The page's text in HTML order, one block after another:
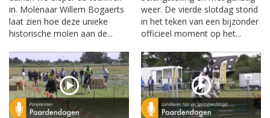
in. Molenaar Willem Bogaerts
laat zien hoe deze unieke
historische molen aan de...
weer. De vierde slotdag stond
in het teken van een bijzonder
officieel moment op het...